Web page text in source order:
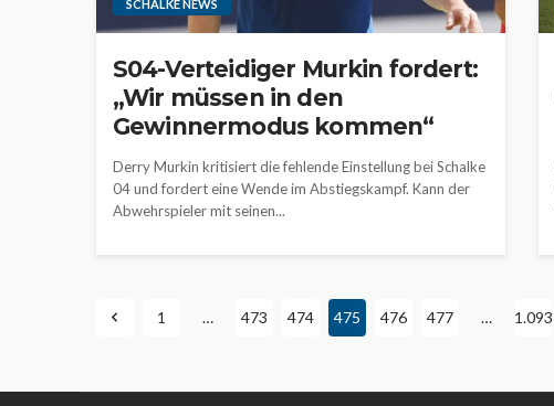
SCHALKE NEWS
S04-Verteidiger Murkin fordert:
„Wir müssen in den
Gewinnermodus kommen“
Derry Murkin kritisiert die fehlende Einstellung bei Schalke
04 und fordert eine Wende im Abstiegskampf. Kann der
Abwehrspieler mit seinen...
1 … 473 474 475 476 477 … 1.093